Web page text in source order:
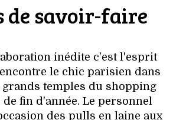
de savoir-faire
inédite c'est l'esprit
le chic parisien dans
grands temples du shopping
fin d'année. Le personnel
des pulls en laine aux